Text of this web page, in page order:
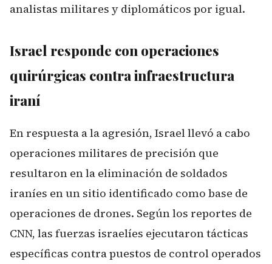
analistas militares y diplomáticos por igual.
Israel responde con operaciones
quirúrgicas contra infraestructura
iraní
En respuesta a la agresión, Israel llevó a cabo
operaciones militares de precisión que
resultaron en la eliminación de soldados
iraníes en un sitio identificado como base de
operaciones de drones. Según los reportes de
CNN, las fuerzas israelíes ejecutaron tácticas
específicas contra puestos de control operados